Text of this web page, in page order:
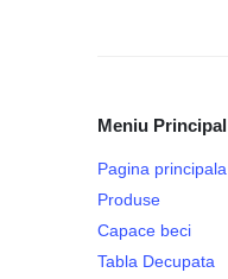
Meniu Principal
Pagina principala
Produse
Capace beci
Tabla Decupata